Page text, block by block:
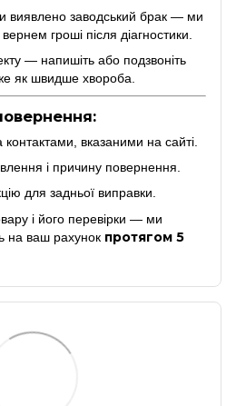
заводський брак — ми
гроші після діагностики.
— напишіть або подзвоніть
як швидше хвороба.
вказаними на сайті.
і причину повернення.
для задньої виправки.
і його перевірки — ми
на ваш рахунок протягом 5